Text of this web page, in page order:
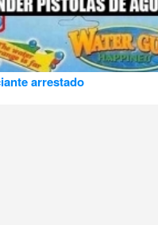
arrestado